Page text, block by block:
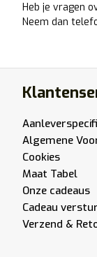
Heb je vragen
Neem dan
Algemene
Cookies
Maat Tabel
Onze cadeaus
Cadeau
Verzend &